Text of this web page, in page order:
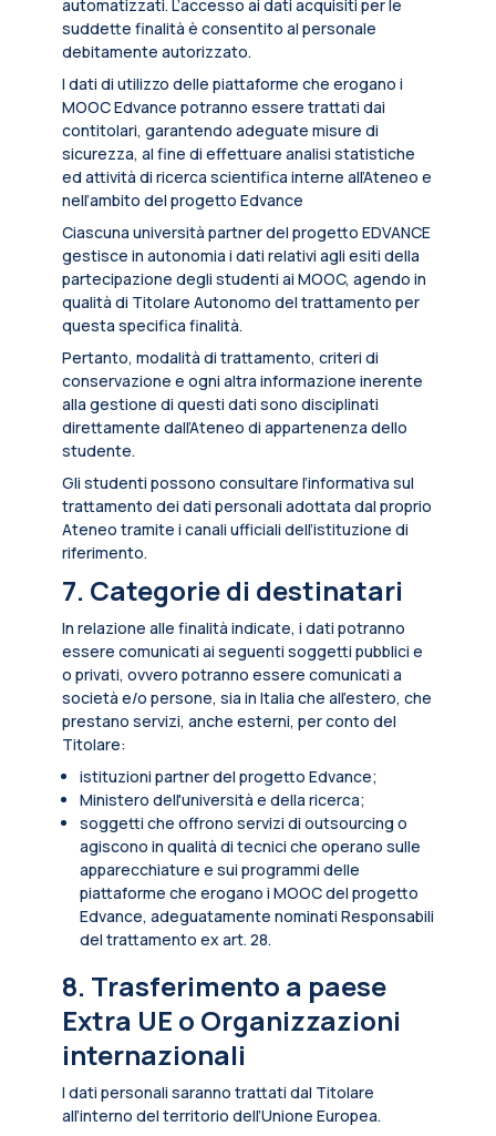
automatizzati. L’accesso ai dati acquisiti per le
suddette finalità è consentito al personale
debitamente autorizzato.
I dati di utilizzo delle piattaforme che erogano i
MOOC Edvance potranno essere trattati dai
contitolari, garantendo adeguate misure di
sicurezza, al fine di effettuare analisi statistiche
ed attività di ricerca scientifica interne all’Ateneo e
nell’ambito del progetto Edvance
Ciascuna università partner del progetto EDVANCE
gestisce in autonomia i dati relativi agli esiti della
partecipazione degli studenti ai MOOC, agendo in
qualità di Titolare Autonomo del trattamento per
questa specifica finalità.
Pertanto, modalità di trattamento, criteri di
conservazione e ogni altra informazione inerente
alla gestione di questi dati sono disciplinati
direttamente dall’Ateneo di appartenenza dello
studente.
Gli studenti possono consultare l’informativa sul
trattamento dei dati personali adottata dal proprio
Ateneo tramite i canali ufficiali dell’istituzione di
riferimento.
7. Categorie di destinatari
In relazione alle finalità indicate, i dati potranno
essere comunicati ai seguenti soggetti pubblici e
o privati, ovvero potranno essere comunicati a
società e/o persone, sia in Italia che all’estero, che
prestano servizi, anche esterni, per conto del
Titolare:
istituzioni partner del progetto Edvance;
Ministero dell'università e della ricerca;
soggetti che offrono servizi di outsourcing o
agiscono in qualità di tecnici che operano sulle
apparecchiature e sui programmi delle
piattaforme che erogano i MOOC del progetto
Edvance, adeguatamente nominati Responsabili
del trattamento ex art. 28.
8. Trasferimento a paese
Extra UE o Organizzazioni
internazionali
I dati personali saranno trattati dal Titolare
all’interno del territorio dell’Unione Europea.